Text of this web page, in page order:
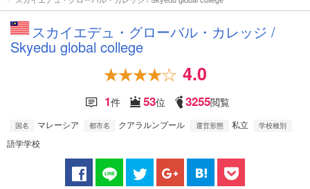
スカイエデュ・グローバル・カレッジ /
Skyedu global college
4.0
1件 53位 3255閲覧
国名 マレーシア 都市名 クアラルンプール 運営形態 私立 学校種別
語学学校